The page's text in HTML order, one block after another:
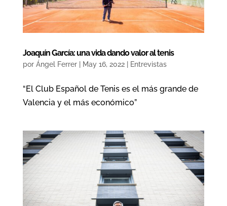
Joaquín García: una vida dando valor al tenis
por Ángel Ferrer| May 16, 2022| Entrevistas
“El Club Español de Tenis es el más grande de
Valencia y el más económico”